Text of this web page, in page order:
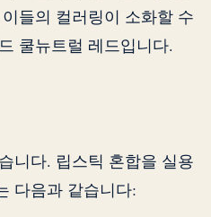
들의 컬러링이 소화할 수
쿨뉴트럴 레드입니다.
니다. 립스틱 혼합을 실용
다음과 같습니다: